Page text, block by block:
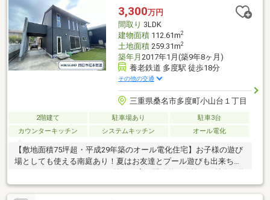
3,300万円
間取り 3LDK
建物面積112.61m2
土地面積259.31m2
築年月 2017年1月(築9年8ヶ月)
養老鉄道 多度駅 徒歩18分
その他の交通
三重県桑名市多度町小山台１丁目
2階建て 駐車場あり
駐車3台
カウンターキッチン
システムキッチン オール電化
【敷地面積75坪超・平成29年築のオール電化住宅】お子様の遊び
場としても使える南庭あり！夏はお友達とプール遊びも出来ちゃ
います♪おしゃれでシックな外観に広く開放的な吹抜けが特徴の物
件です。